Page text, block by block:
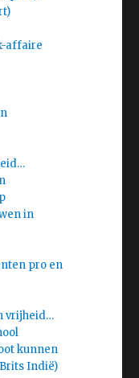
affaire
in
pro en
vrijheid…
kunnen
Indië)